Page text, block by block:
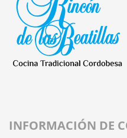
INFORMACIÓN DE